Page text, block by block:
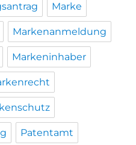
Marke
Markenanmeldung
Markeninhaber
Patentamt